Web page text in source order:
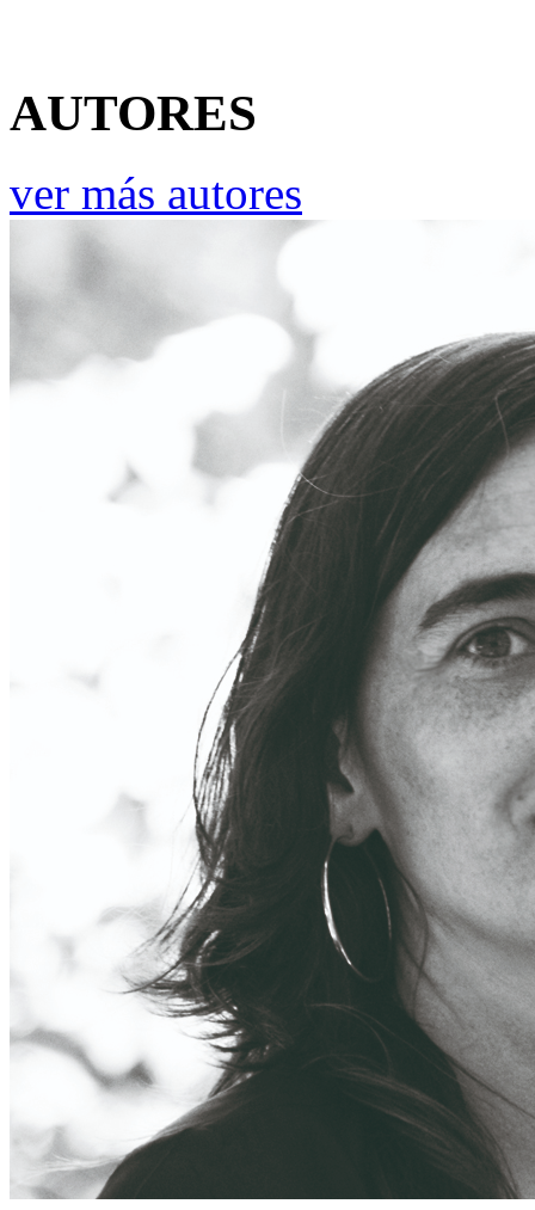
AUTORES
ver más autores